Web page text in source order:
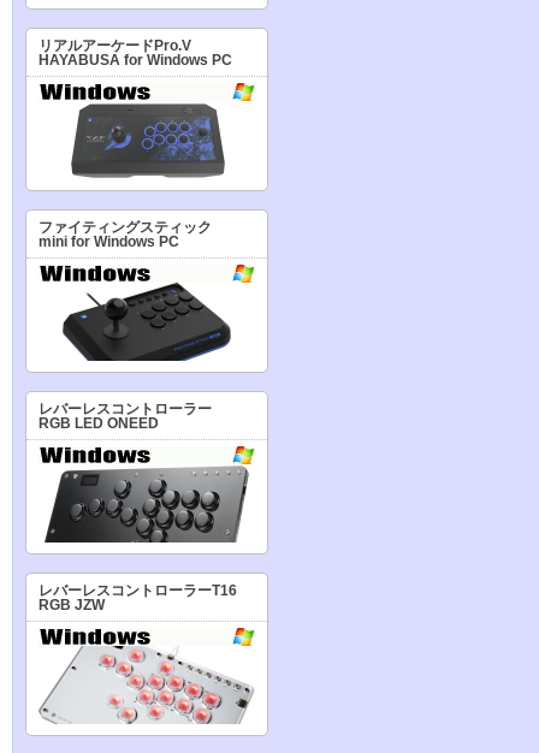
リアルアーケードPro.V
HAYABUSA for Windows PC
ファイティングスティック
mini for Windows PC
レバーレスコントローラー
RGB LED ONEED
レバーレスコントローラーT16
RGB JZW